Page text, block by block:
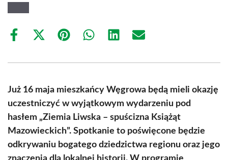
Share
Share
(Twitter)
Share Share Share Share
Już 16 maja mieszkańcy Węgrowa będą mieli okazję
uczestniczyć w wyjątkowym wydarzeniu pod
hasłem „Ziemia Liwska – spuścizna Książąt
Mazowieckich”. Spotkanie to poświęcone będzie
odkrywaniu bogatego dziedzictwa regionu oraz jego